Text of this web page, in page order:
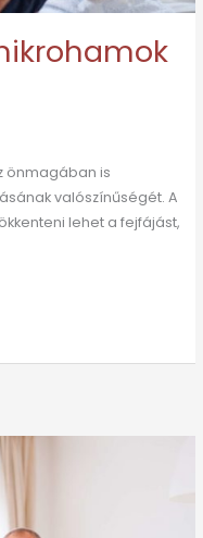
önmagában is
valószínűségét. A
lehet a fejfájást,